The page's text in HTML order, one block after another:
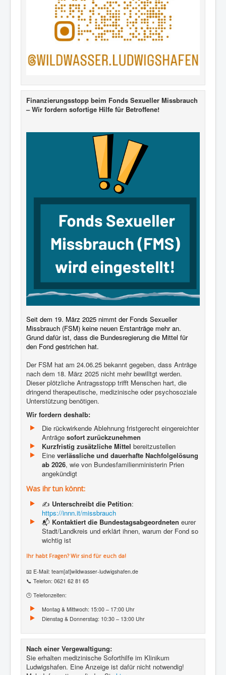
Finanzierungsstopp beim Fonds Sexueller Missbrauch
– Wir fordern sofortige Hilfe für Betroffene!
Seit dem 19. März 2025 nimmt der Fonds Sexueller
Missbrauch (FSM) keine neuen Erstanträge mehr an.
Grund dafür ist, dass die Bundesregierung die Mittel für
den Fond gestrichen hat.
Der FSM hat am 24.06.25 bekannt gegeben, dass Anträge
nach dem 18. März 2025 nicht mehr bewilltgt werden.
Dieser plötzliche Antragsstopp trifft Menschen hart, die
dringend therapeutische, medizinische oder psychosoziale
Unterstützung benötigen.
Wir fordern deshalb:
Die rückwirkende Ablehnung fristgerecht eingereichter
Anträge sofort zurückzunehmen
Kurzfristig zusätzliche Mittel bereitzustellen
Eine verlässliche und dauerhafte Nachfolgelösung
ab 2026, wie von Bundesfamilienministerin Prien
angekündigt
Was ihr tun könnt:
✍️ Unterschreibt die Petition:
https://innn.it/missbrauch
📬 Kontaktiert die Bundestagsabgeordneten eurer
Stadt/Landkreis und erklärt ihnen, warum der Fond so
wichtig ist
Ihr habt Fragen? Wir sind für euch da!
📧 E-Mail: team[at]wildwasser-ludwigshafen.de
📞 Telefon: 0621 62 81 65
🕒 Telefonzeiten:
Montag & Mittwoch: 15:00 – 17:00 Uhr
Dienstag & Donnerstag: 10:30 – 13:00 Uhr
Nach einer Vergewaltigung:
Sie erhalten medizinische Soforthilfe im Klinikum
Ludwigshafen. Eine Anzeige ist dafür nicht notwendig!